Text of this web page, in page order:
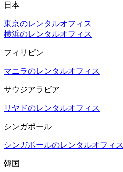
日本
東京のレンタルオフィス
横浜のレンタルオフィス
フィリピン
マニラのレンタルオフィス
サウジアラビア
リヤドのレンタルオフィス
シンガポール
シンガポールのレンタルオフィス
韓国